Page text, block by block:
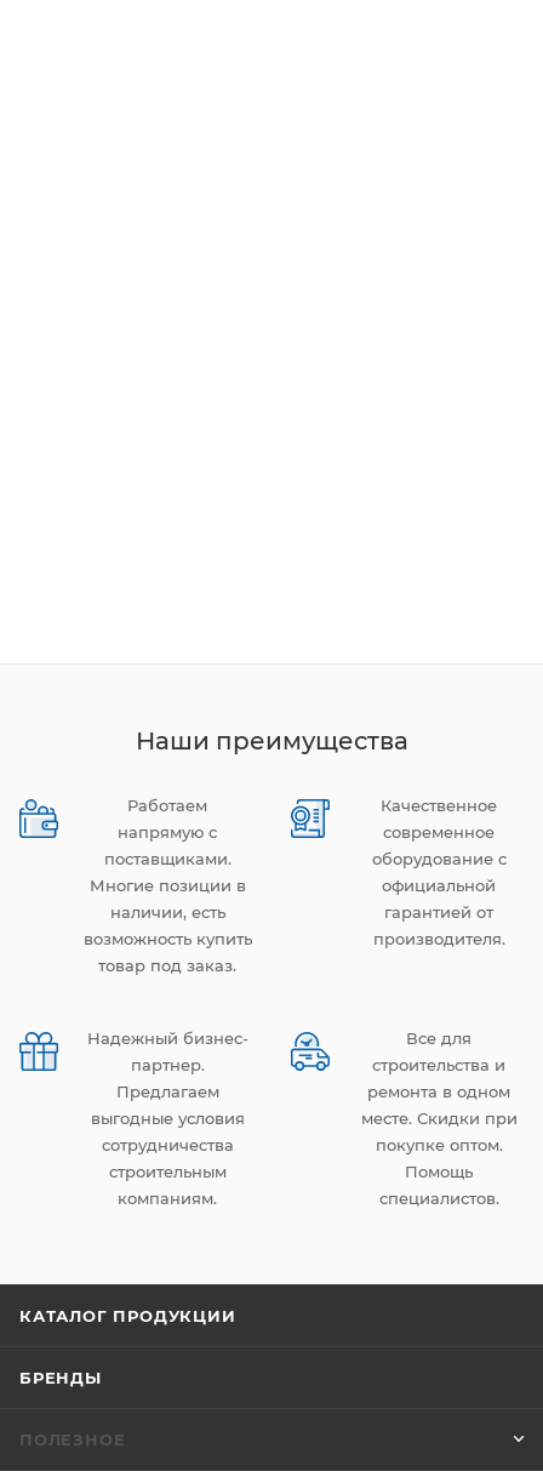
Наши преимущества
Работаем
напрямую с
поставщиками.
Многие позиции в
наличии, есть
возможность купить
товар под заказ.
Качественное
современное
оборудование с
официальной
гарантией от
производителя.
Надежный бизнес-
партнер.
Предлагаем
выгодные условия
сотрудничества
строительным
компаниям.
Все для
строительства и
ремонта в одном
месте. Скидки при
покупке оптом.
Помощь
специалистов.
КАТАЛОГ ПРОДУКЦИИ
БРЕНДЫ
ПОЛЕЗНОЕ